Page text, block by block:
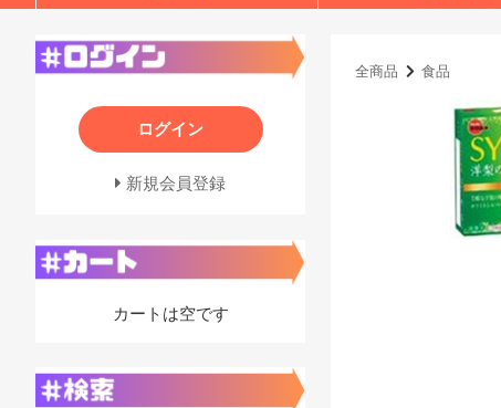
全商品 食品
ログイン
新規会員登録
カートは空です